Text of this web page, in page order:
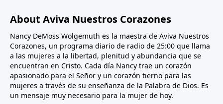
About Aviva Nuestros Corazones
Nancy DeMoss Wolgemuth es la maestra de Aviva Nuestros
Corazones, un programa diario de radio de 25:00 que llama
a las mujeres a la libertad, plenitud y abundancia que se
encuentran en Cristo. Cada día Nancy trae un corazón
apasionado para el Señor y un corazón tierno para las
mujeres a través de su enseñanza de la Palabra de Dios. Es
un mensaje muy necesario para la mujer de hoy.